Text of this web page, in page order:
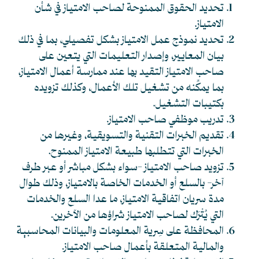
تحديد الحقوق الممنوحة لصاحب الامتياز في شأن
الامتياز.
تحديد نموذج عمل الامتياز بشكل تفصيلي، بما في ذلك
بيان المعايير، وإصدار التعليمات التي يتعين على
صاحب الامتياز التقيد بها عند ممارسة أعمال الامتياز،
بما يمكِّنه من تشغيل تلك الأعمال، وكذلك تزويده
بكتيبات التشغيل.
تدريب موظفي صاحب الامتياز.
تقديم الخبرات التقنية والتسويقية، وغيرها من
الخبرات التي تتطلبها طبيعة الامتياز الممنوح.
تزويد صاحب الامتياز -سواء بشكل مباشر أو عبر طرف
آخر- بالسلع أو الخدمات الخاصة بالامتياز، وذلك طوال
مدة سريان اتفاقية الامتياز، ما عدا السلع والخدمات
التي يُتْرَك لصاحب الامتياز شراؤها من الآخرين.
المحافظة على سِرية المعلومات والبيانات المحاسبية
والمالية المتعلقة بأعمال صاحب الامتياز.